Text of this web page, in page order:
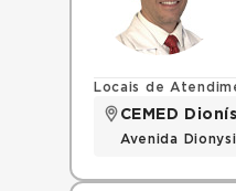
Locais de
CEMED
Avenida